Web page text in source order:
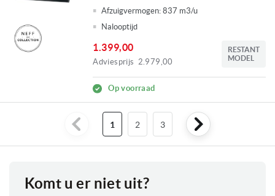
Afzuigvermogen: 837 m3/u
Nalooptijd
1.399,00
Adviesprijs 2.979,00
RESTANT
MODEL
Op voorraad
lees
1 Pagina
2 Pagina
3
Komt u er niet uit?